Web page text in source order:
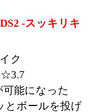
-スッキリキ
ク
☆3.7
可能になった
とボールを投げ